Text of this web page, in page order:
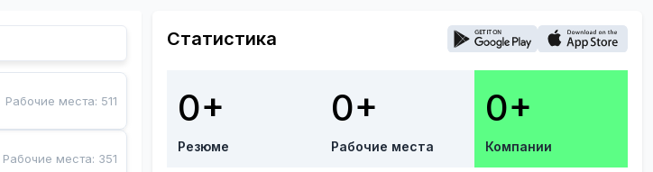
Рабочие места: 511
Рабочие места: 351
Статистика
0+
Резюме
0+
Рабочие места
0+
Компании